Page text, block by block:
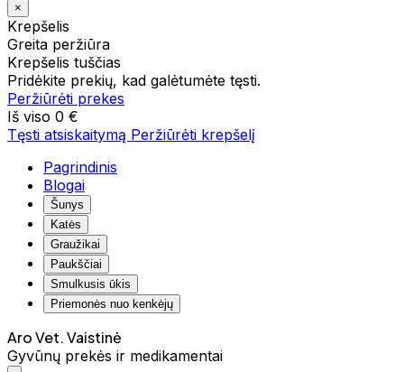
×
Krepšelis
Greita peržiūra
Krepšelis tuščias
Pridėkite prekių, kad galėtumėte tęsti.
Peržiūrėti prekes
Iš viso 0 €
Tęsti atsiskaitymą Peržiūrėti krepšelį
Pagrindinis
Blogai
Šunys
Katės
Graužikai
Paukščiai
Smulkusis ūkis
Priemonės nuo kenkėjų
Aro Vet. Vaistinė
Gyvūnų prekės ir medikamentai